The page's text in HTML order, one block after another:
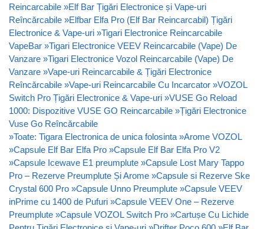
Reincarcabile »Elf Bar Țigări Electronice și Vape-uri
Reîncărcabile »Elfbar Elfa Pro (Elf Bar Reincarcabil) Țigări
Electronice & Vape-uri »Tigari Electronice Reincarcabile
VapeBar »Tigari Electronice VEEV Reincarcabile (Vape) De
Vanzare »Tigari Electronice Vozol Reincarcabile (Vape) De
Vanzare »Vape-uri Reincarcabile & Țigări Electronice
Reîncărcabile »Vape-uri Reincarcabile Cu Incarcator »VOZOL
Switch Pro Țigări Electronice & Vape-uri »VUSE Go Reload
1000: Dispozitive VUSE GO Reincarcabile »Țigări Electronice
Vuse Go Reîncărcabile
»Toate: Tigara Electronica de unica folosinta »Arome VOZOL
»Capsule Elf Bar Elfa Pro »Capsule Elf Bar Elfa Pro V2
»Capsule Icewave E1 preumplute »Capsule Lost Mary Tappo
Pro – Rezerve Preumplute Și Arome »Capsule si Rezerve Ske
Crystal 600 Pro »Capsule Unno Preumplute »Capsule VEEV
inPrime cu 1400 de Pufuri »Capsule VEEV One – Rezerve
Preumplute »Capsule VOZOL Switch Pro »Cartușe Cu Lichide